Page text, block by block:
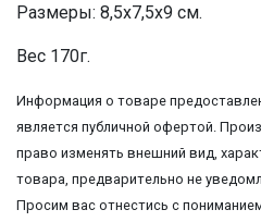
Размеры: 8,5х7,5х9 см.
Вес 170г.
Информация о товаре
является публичной офертой.
право изменять внешний вид,
товара, предварительно не
Просим вас отнестись с